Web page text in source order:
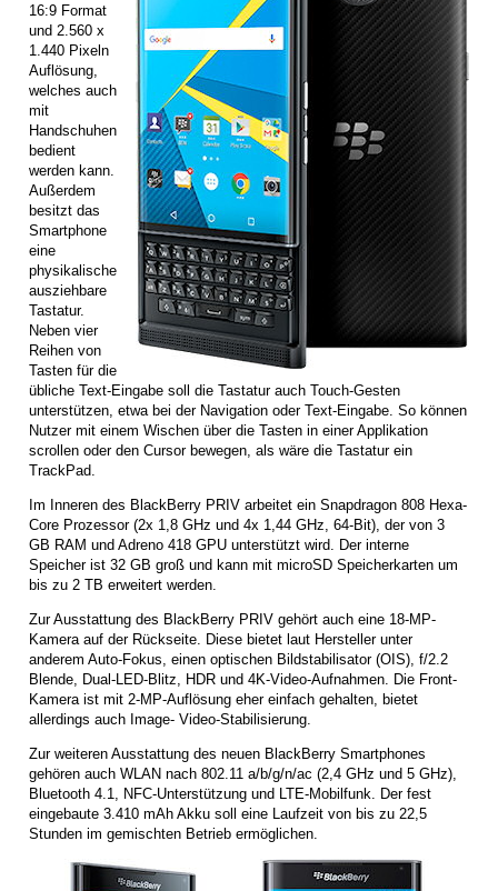
16:9 Format
und 2.560 x
1.440 Pixeln
Auflösung,
welches auch
mit
Handschuhen
bedient
werden kann.
Außerdem
besitzt das
Smartphone
eine
physikalische
ausziehbare
Tastatur.
Neben vier
Reihen von
Tasten für die
übliche Text-Eingabe soll die Tastatur auch Touch-Gesten
unterstützen, etwa bei der Navigation oder Text-Eingabe. So können
Nutzer mit einem Wischen über die Tasten in einer Applikation
scrollen oder den Cursor bewegen, als wäre die Tastatur ein
TrackPad.
Im Inneren des BlackBerry PRIV arbeitet ein Snapdragon 808 Hexa-
Core Prozessor (2x 1,8 GHz und 4x 1,44 GHz, 64-Bit), der von 3
GB RAM und Adreno 418 GPU unterstützt wird. Der interne
Speicher ist 32 GB groß und kann mit microSD Speicherkarten um
bis zu 2 TB erweitert werden.
Zur Ausstattung des BlackBerry PRIV gehört auch eine 18-MP-
Kamera auf der Rückseite. Diese bietet laut Hersteller unter
anderem Auto-Fokus, einen optischen Bildstabilisator (OIS), f/2.2
Blende, Dual-LED-Blitz, HDR und 4K-Video-Aufnahmen. Die Front-
Kamera ist mit 2-MP-Auflösung eher einfach gehalten, bietet
allerdings auch Image- Video-Stabilisierung.
Zur weiteren Ausstattung des neuen BlackBerry Smartphones
gehören auch WLAN nach 802.11 a/b/g/n/ac (2,4 GHz und 5 GHz),
Bluetooth 4.1, NFC-Unterstützung und LTE-Mobilfunk. Der fest
eingebaute 3.410 mAh Akku soll eine Laufzeit von bis zu 22,5
Stunden im gemischten Betrieb ermöglichen.